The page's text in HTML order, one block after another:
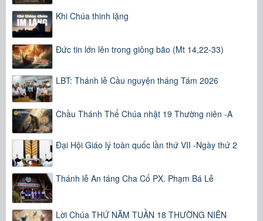
Khi Chúa thinh lặng
Đức tin lớn lên trong giông bão (Mt 14,22-33)
LBT: Thánh lễ Cầu nguyện tháng Tám 2026
Chầu Thánh Thể Chúa nhật 19 Thường niên -A
Đại Hội Giáo lý toàn quốc lần thứ VII -Ngày thứ 2
Thánh lễ An táng Cha Cố PX. Phạm Bá Lễ
Lời Chúa THỨ NĂM TUẦN 18 THƯỜNG NIÊN